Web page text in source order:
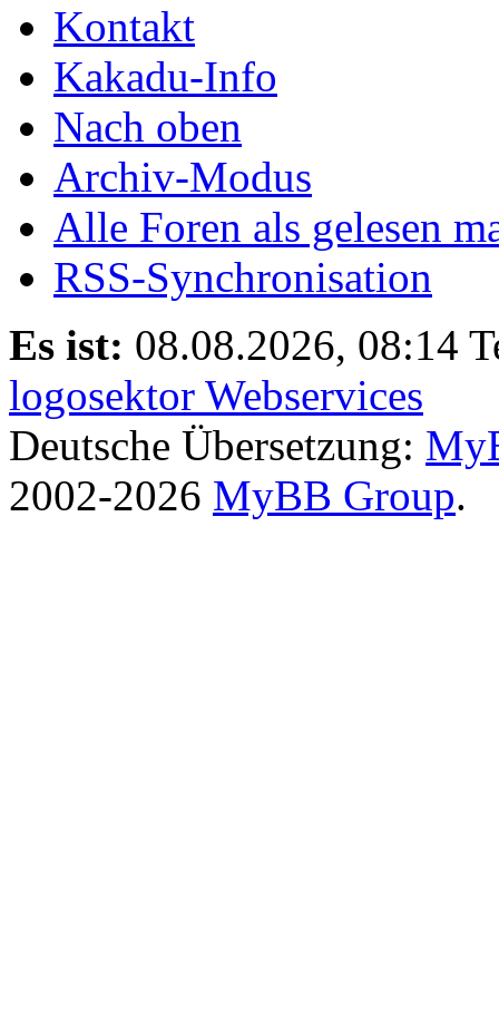
Kontakt
Kakadu-Info
Nach oben
Archiv-Modus
Alle Foren als gelesen
RSS-Synchronisation
Es ist: 08.08.2026, 08:14
logosektor Webservices
Deutsche Übersetzung:
2002-2026 MyBB Group.